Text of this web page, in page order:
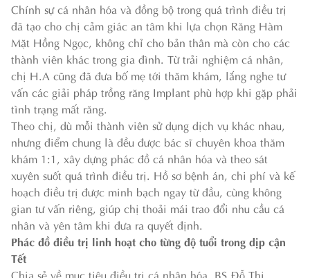
Chính sự cá nhân hóa và đồng bộ trong quá trình điều trị
đã tạo cho chị cảm giác an tâm khi lựa chọn Răng Hàm
Mặt Hồng Ngọc, không chỉ cho bản thân mà còn cho các
thành viên khác trong gia đình. Từ trải nghiệm cá nhân,
chị H.A cũng đã đưa bố mẹ tới thăm khám, lắng nghe tư
vấn các giải pháp trồng răng Implant phù hợp khi gặp phải
tình trạng mất răng.
Theo chị, dù mỗi thành viên sử dụng dịch vụ khác nhau,
nhưng điểm chung là đều được bác sĩ chuyên khoa thăm
khám 1:1, xây dựng phác đồ cá nhân hóa và theo sát
xuyên suốt quá trình điều trị. Hồ sơ bệnh án, chi phí và kế
hoạch điều trị được minh bạch ngay từ đầu, cùng không
gian tư vấn riêng, giúp chị thoải mái trao đổi nhu cầu cá
nhân và yên tâm khi đưa ra quyết định.
Phác đồ điều trị linh hoạt cho từng độ tuổi trong dịp cận
Tết
Chia sẻ về mục tiêu điều trị cá nhân hóa, BS Đỗ Thị